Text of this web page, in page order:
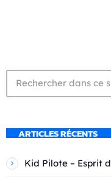
ARTICLES RÉCENTS
Kid Pilote – Esprit